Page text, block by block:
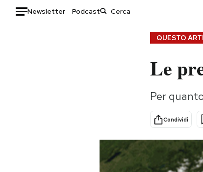
Newsletter Podcast
Consumismi
Storie/Idee
Ok Boomer!
Media
Europa
QUESTO
Le
Per
Condividi